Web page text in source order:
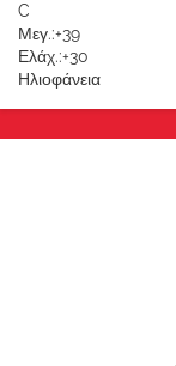
C
Μεγ.:+39
Ελάχ.:+30
Ηλιοφάνεια